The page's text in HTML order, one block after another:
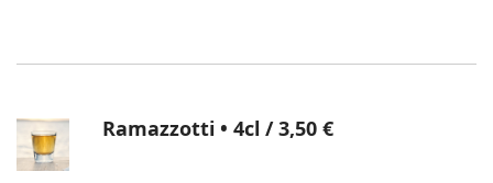
Ramazzotti • 4cl / 3,50 €